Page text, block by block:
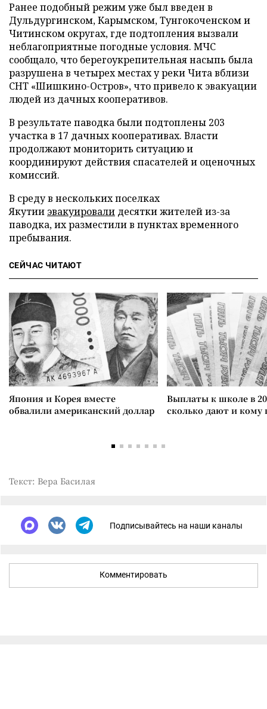
Ранее подобный режим уже был введен в
Дульдургинском, Карымском, Тунгокоченском и
Читинском округах, где подтопления вызвали
неблагоприятные погодные условия. МЧС
сообщало, что берегоукрепительная насыпь была
разрушена в четырех местах у реки Чита вблизи
СНТ «Шишкино-Остров», что привело к эвакуации
людей из дачных кооперативов.
В результате паводка были подтоплены 203
участка в 17 дачных кооперативах. Власти
продолжают мониторить ситуацию и
координируют действия спасателей и оценочных
комиссий.
В среду в нескольких поселках
Якутии эвакуировали десятки жителей из-за
паводка, их разместили в пунктах временного
пребывания.
СЕЙЧАС ЧИТАЮТ
Япония и Корея вместе
обвалили американский доллар
Выплаты к школе в
сколько дают и
Текст: Вера Басилая
Подписывайтесь на наши каналы
Комментировать